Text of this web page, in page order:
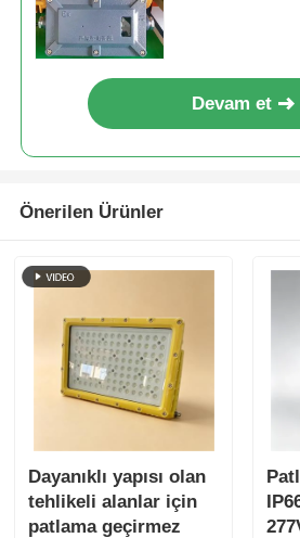
Devam et
Önerilen Ürünler
Dayanıklı yapısı olan
tehlikeli alanlar için
patlama geçirmez